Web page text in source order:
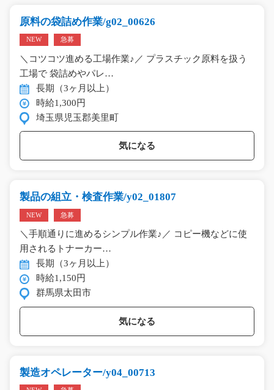
原料の袋詰め作業/g02_00626
NEW 急募
＼コツコツ進める工場作業♪／ プラスチック原料を扱う
工場で 袋詰めやパレ…
長期（3ヶ月以上）
時給1,300円
埼玉県児玉郡美里町
気になる
製品の組立・検査作業/y02_01807
NEW 急募
＼手順通りに進めるシンプル作業♪／ コピー機などに使
用されるトナーカー…
長期（3ヶ月以上）
時給1,150円
群馬県太田市
気になる
製造オペレーター/y04_00713